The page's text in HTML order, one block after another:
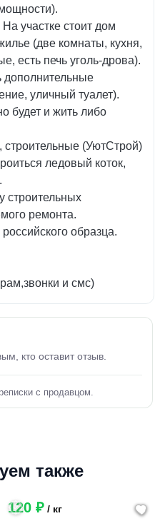
участке стоит дом
(две комнаты, кухня,
есть печь уголь-дрова).
дополнительные
уличный туалет).
будет и жить либо
строительные (УютСтрой)
ледовый коток,
строительных
ремонта.
образца.
и смс)
кто оставит отзыв.
с продавцом.
также
120 ₽/ кг